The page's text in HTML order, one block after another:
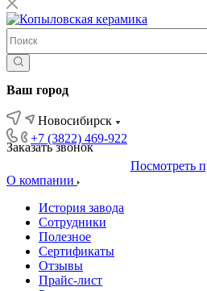
Ваш город
Новосибирск
+7 (3822) 469-922
Заказать звонок
Посмотреть
О компании
История завода
Сотрудники
Полезное
Сертификаты
Отзывы
Прайс-лист